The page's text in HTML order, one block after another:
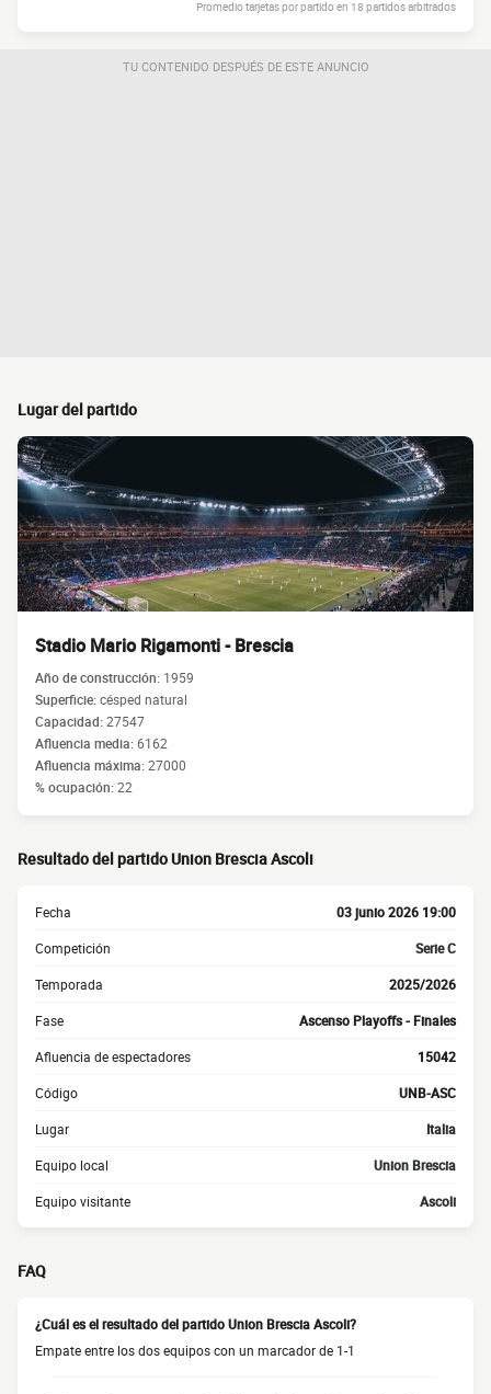
Promedio tarjetas por partido en 18 partidos arbitrados
TU CONTENIDO DESPUÉS DE ESTE ANUNCIO
Lugar del partido
Stadio Mario Rigamonti - Brescia
Año de construcción: 1959
Superficie:césped natural
Capacidad:27547
Afluencia media:6162
Afluencia máxima:27000
% ocupación:22
Resultado del partido Union Brescia Ascoli
Fecha 03 junio 2026 19:00
Competición Serie C
Temporada 2025/2026
Fase Ascenso Playoffs - Finales
Afluencia de espectadores 15042
Código UNB-ASC
Lugar Italia
Equipo local Union Brescia
Equipo visitante Ascoli
FAQ
¿Cuál es el resultado del partido Union Brescia Ascoli?
Empate entre los dos equipos con un marcador de 1-1